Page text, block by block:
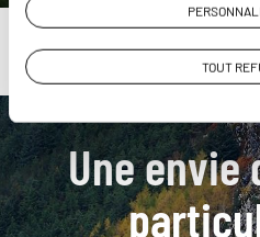
TOUT
Une envie